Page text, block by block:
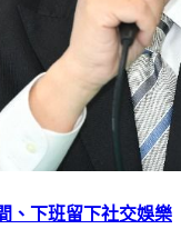
、下班留下社交娛樂